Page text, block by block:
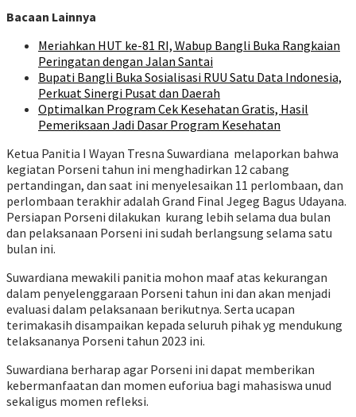
Bacaan Lainnya
Meriahkan HUT ke-81 RI, Wabup Bangli Buka Rangkaian
Peringatan dengan Jalan Santai
Bupati Bangli Buka Sosialisasi RUU Satu Data Indonesia,
Perkuat Sinergi Pusat dan Daerah
Optimalkan Program Cek Kesehatan Gratis, Hasil
Pemeriksaan Jadi Dasar Program Kesehatan
Ketua Panitia I Wayan Tresna Suwardiana melaporkan bahwa
kegiatan Porseni tahun ini menghadirkan 12 cabang
pertandingan, dan saat ini menyelesaikan 11 perlombaan, dan
perlombaan terakhir adalah Grand Final Jegeg Bagus Udayana.
Persiapan Porseni dilakukan kurang lebih selama dua bulan
dan pelaksanaan Porseni ini sudah berlangsung selama satu
bulan ini.
Suwardiana mewakili panitia mohon maaf atas kekurangan
dalam penyelenggaraan Porseni tahun ini dan akan menjadi
evaluasi dalam pelaksanaan berikutnya. Serta ucapan
terimakasih disampaikan kepada seluruh pihak yg mendukung
telaksananya Porseni tahun 2023 ini.
Suwardiana berharap agar Porseni ini dapat memberikan
kebermanfaatan dan momen euforiua bagi mahasiswa unud
sekaligus momen refleksi.